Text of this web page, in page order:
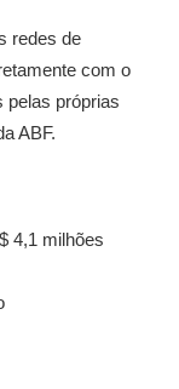
redes de
com o
pelas próprias
ABF.
4,1 milhões